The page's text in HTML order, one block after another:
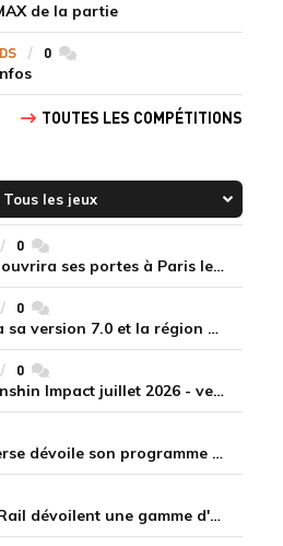
de la partie
0commentaires
TOUTES LES COMPÉTITIONS
0commentaires
Le premier Genshin Café ouvrira ses portes à Paris le 14 août
0commentaires
Genshin Impact déploiera sa version 7.0 et la région de Snezhnaya le 12 août
0commentaires
Codes primo-gemmes Genshin Impact juillet 2026 - version 7.0
Gamescom 2026 : HoYoverse dévoile son programme et présente deux nouveaux jeux inédits
UGREEN et Honkai: Star Rail dévoilent une gamme d'accessoires de recharge en édition limitée